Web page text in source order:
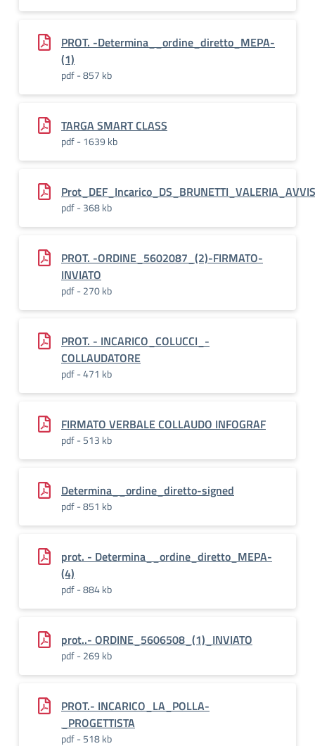
PROT. -Determina__ordine_diretto_MEPA-
(1)
pdf - 857 kb
TARGA SMART CLASS
pdf - 1639 kb
pdf - 368 kb
PROT. -ORDINE_5602087_(2)-FIRMATO-
INVIATO
pdf - 270 kb
PROT. - INCARICO_COLUCCI_-
COLLAUDATORE
pdf - 471 kb
FIRMATO VERBALE COLLAUDO INFOGRAF
pdf - 513 kb
Determina__ordine_diretto-signed
pdf - 851 kb
prot. - Determina__ordine_diretto_MEPA-
(4)
pdf - 884 kb
prot..- ORDINE_5606508_(1)_INVIATO
pdf - 269 kb
PROT.- INCARICO_LA_POLLA-
_PROGETTISTA
pdf - 518 kb